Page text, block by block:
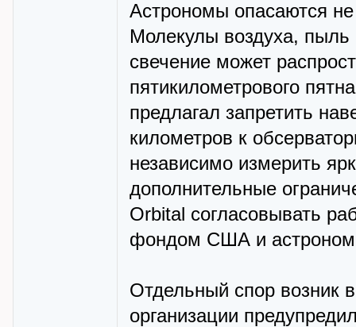
Астрономы опасаются
Молекулы воздуха, пыль
свечение может
пятикилометрового
предлагал запретить
километров к
независимо измерить
дополнительные
Orbital согласовывать
фондом США и
Отдельный спор возник
организации